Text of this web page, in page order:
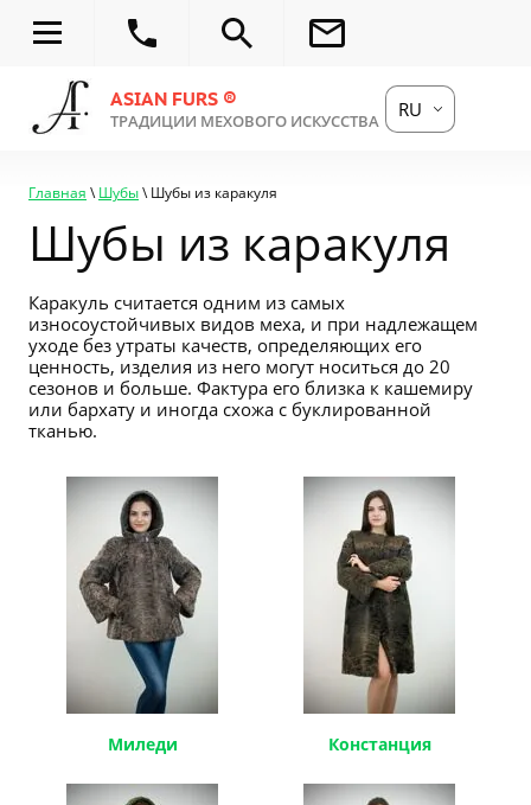
RU
ASIAN FURS ®
ТРАДИЦИИ МЕХОВОГО ИСКУССТВА
Главная \Шубы\ Шубы из каракуля
Шубы из каракуля
Каракуль считается одним из самых
износоустойчивых видов меха, и при надлежащем
уходе без утраты качеств, определяющих его
ценность, изделия из него могут носиться до 20
сезонов и больше. Фактура его близка к кашемиру
или бархату и иногда схожа с буклированной
тканью.
Миледи Констанция